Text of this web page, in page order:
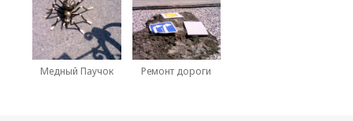
Медный Паучок Ремонт дороги